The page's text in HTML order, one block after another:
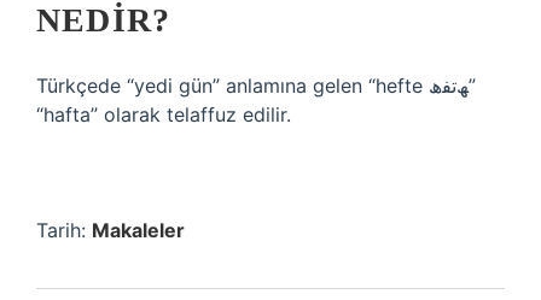
NEDIR?
Türkçede “yedi gün” anlamına gelen “hefte ﮫﺗﻔھ”
“hafta” olarak telaffuz edilir.
Tarih: Makaleler